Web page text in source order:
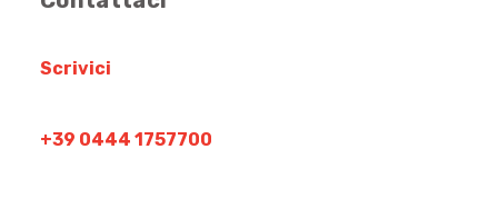
Scrivici
+39 0444 1757700